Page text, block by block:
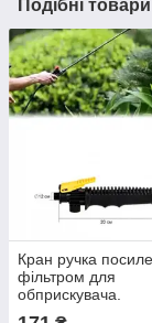
Подібні
Кран ручка
фільтром для
обприскувача.